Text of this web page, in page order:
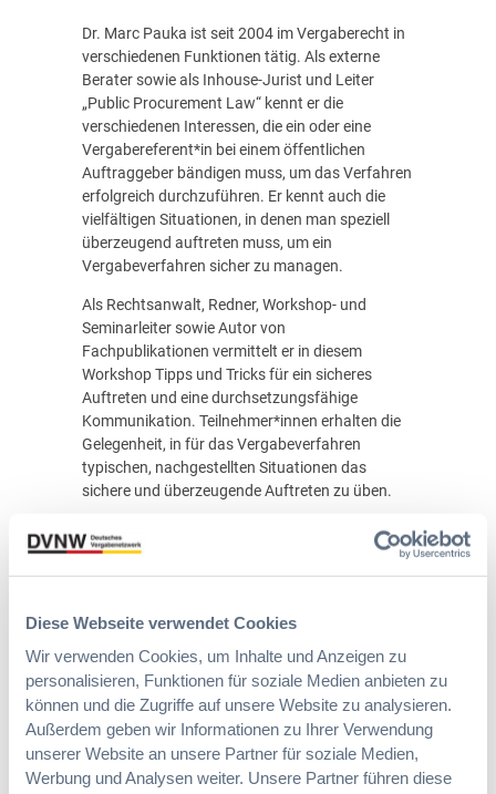
Diese Webseite verwendet Cookies
Wir verwenden Cookies, um Inhalte und Anzeigen zu
personalisieren, Funktionen für soziale Medien anbieten zu
können und die Zugriffe auf unsere Website zu analysieren.
Außerdem geben wir Informationen zu Ihrer Verwendung
unserer Website an unsere Partner für soziale Medien,
Werbung und Analysen weiter. Unsere Partner führen diese
Dr. Marc Pauka ist seit 2004 im Vergaberecht in
verschiedenen Funktionen tätig. Als externe
Berater sowie als Inhouse-Jurist und Leiter
„Public Procurement Law“ kennt er die
verschiedenen Interessen, die ein oder eine
Vergabereferent*in bei einem öffentlichen
Auftraggeber bändigen muss, um das Verfahren
erfolgreich durchzuführen. Er kennt auch die
vielfältigen Situationen, in denen man speziell
überzeugend auftreten muss, um ein
Vergabeverfahren sicher zu managen.
Als Rechtsanwalt, Redner, Workshop- und
Seminarleiter sowie Autor von
Fachpublikationen vermittelt er in diesem
Workshop Tipps und Tricks für ein sicheres
Auftreten und eine durchsetzungsfähige
Kommunikation. Teilnehmer*innen erhalten die
Gelegenheit, in für das Vergabeverfahren
typischen, nachgestellten Situationen das
sichere und überzeugende Auftreten zu üben.
Teilnehmerkreis
Das Seminar richtet sich vor allem an
verbessern möchten. Grundkenntnisse im
Bereich der Öffentlichen Auftragsvergabe
sollten vorhanden sein.
Seminarinhalte
Analyse: Was alle Situationen in und um
ein Vergabeverfahren in Bezug auf Ihre